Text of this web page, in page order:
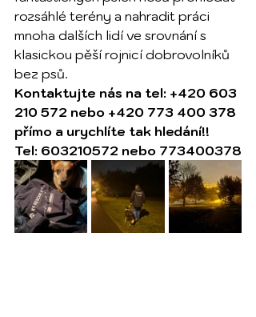
rozsáhlé terény a nahradit práci
mnoha dalších lidí ve srovnání s
klasickou pěší rojnicí dobrovolníků
bez psů.
Kontaktujte nás na tel: +420 603
210 572 nebo +420 773 400 378
přímo a urychlíte tak hledání!!
Tel: 603210572 nebo 773400378